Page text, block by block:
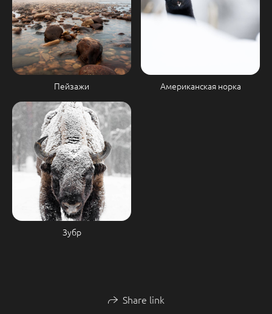
Пейзажи Американская норка
Зубр
Share link